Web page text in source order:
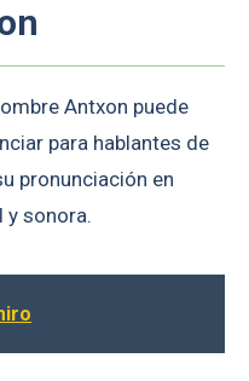
Antxon puede
para hablantes de
pronunciación en
y sonora.